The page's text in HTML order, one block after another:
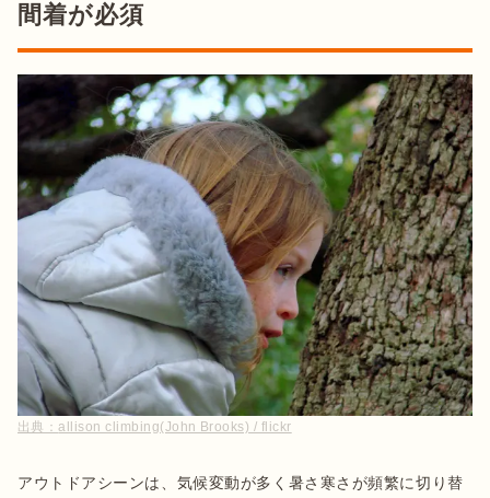
間着が必須
出典：allison climbing(John Brooks) / flickr
アウトドアシーンは、気候変動が多く暑さ寒さが頻繁に切り替